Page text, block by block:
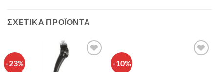
ΣΧΕΤΙΚΆ ΠΡΟΪΌΝΤΑ
-23% -10%